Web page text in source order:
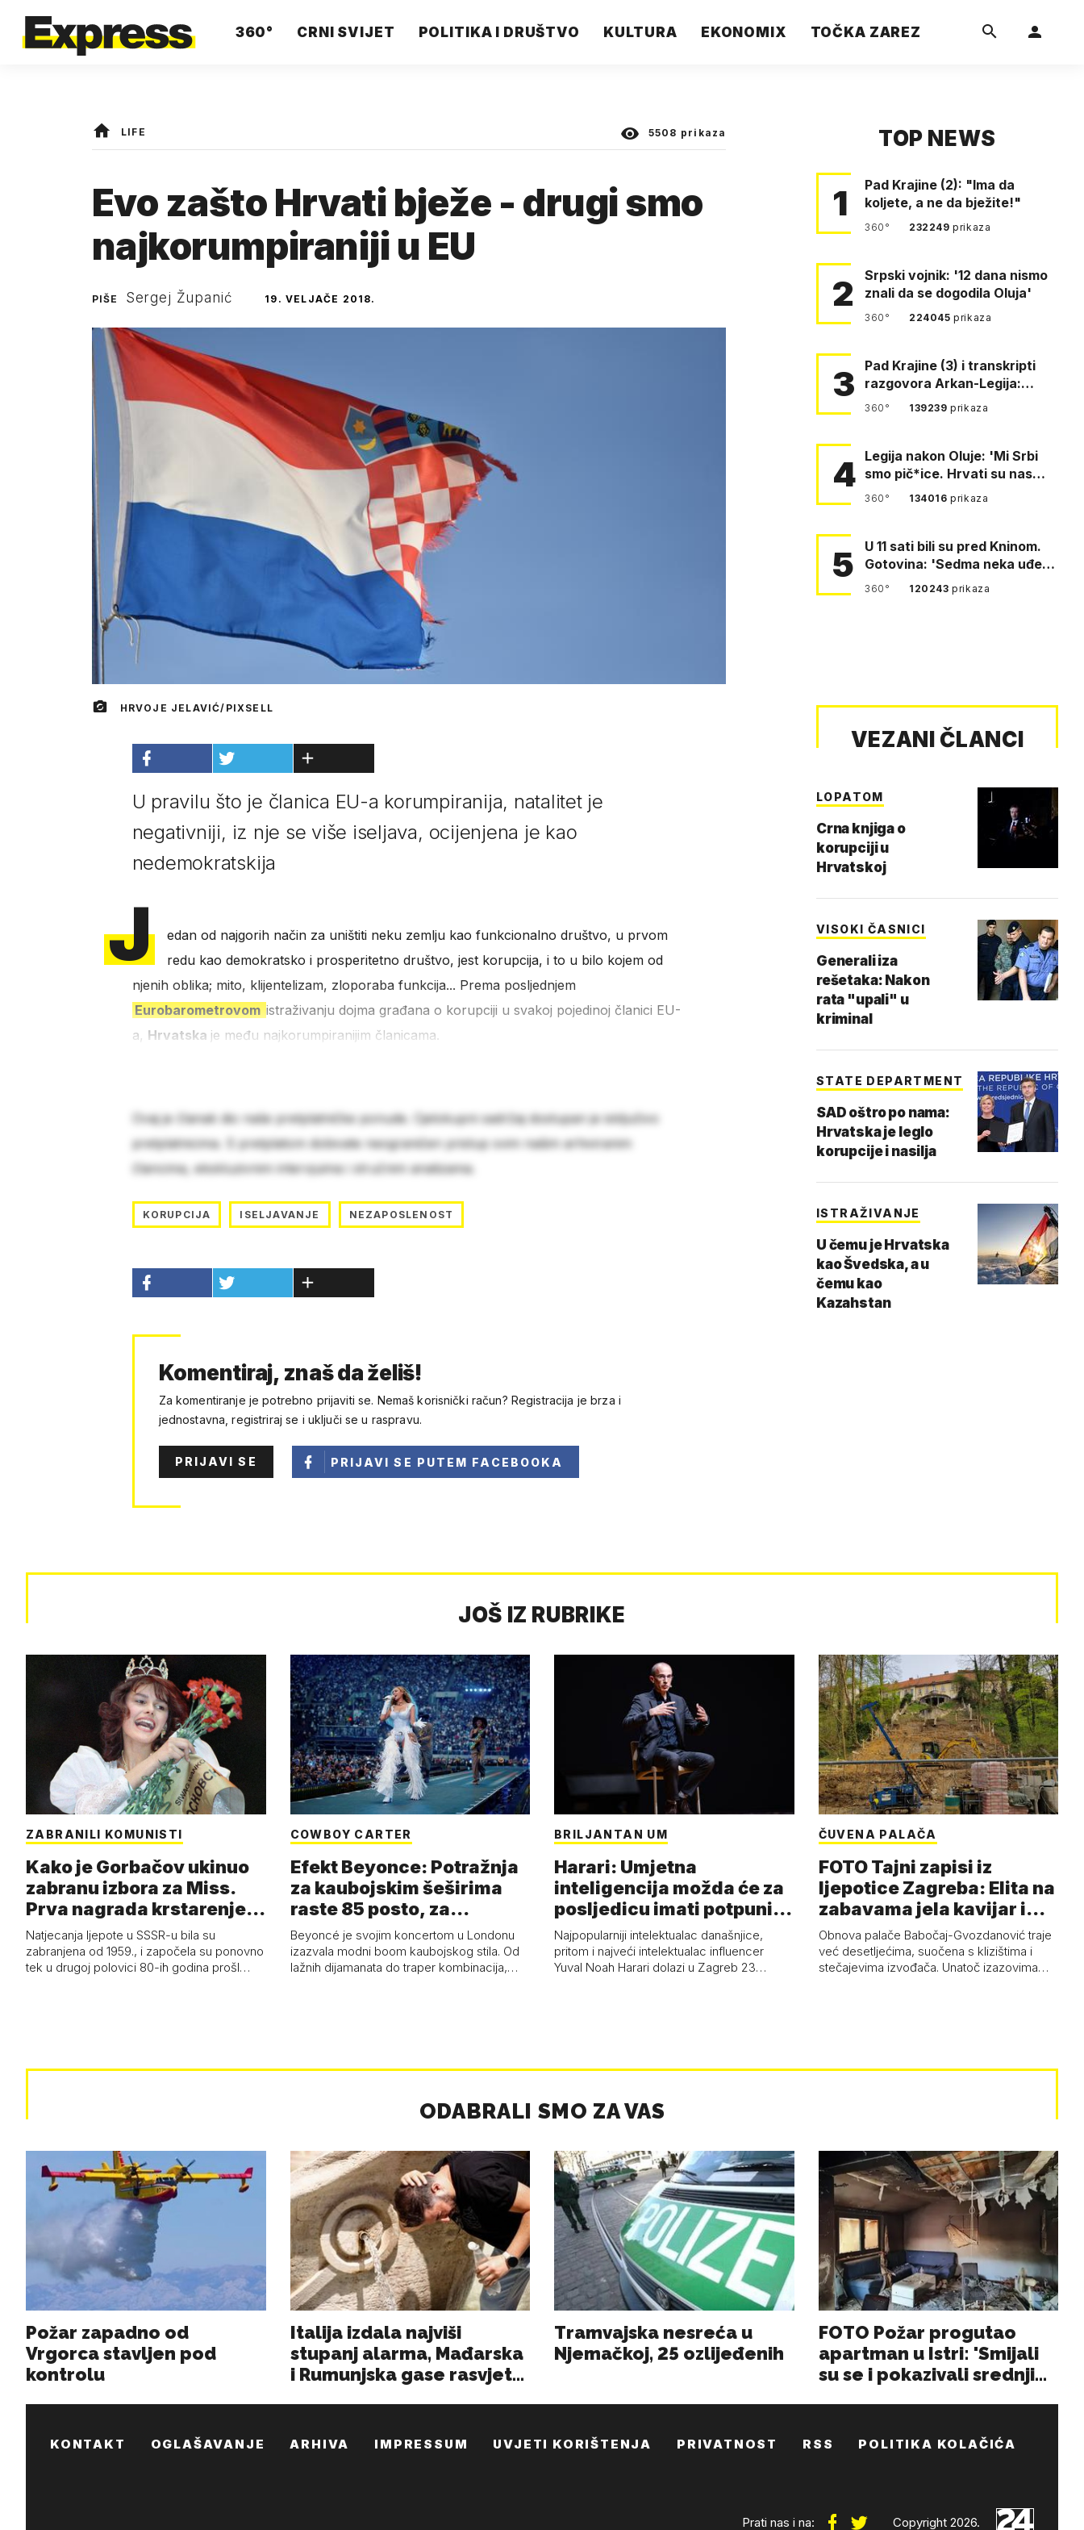
360° CRNI SVIJET POLITIKA I DRUŠTVO KULTURA EKONOMIX TOČKA ZAREZ
LIFE 5508 prikaza
Evo zašto Hrvati bježe - drugi smo
najkorumpiraniji u EU
PIŠE Sergej Županić 19. VELJAČE 2018.
HRVOJE JELAVIĆ/PIXSELL
U pravilu što je članica EU-a korumpiranija, natalitet je
negativniji, iz nje se više iseljava, ocijenjena je kao
nedemokratskija
J
edan od najgorih način za uništiti neku zemlju kao funkcionalno društvo, u prvom
redu kao demokratsko i prosperitetno društvo, jest korupcija, i to u bilo kojem od
njenih oblika; mito, klijentelizam, zloporaba funkcija... Prema posljednjem
Eurobarometrovomistraživanju dojma građana o korupciji u svakoj pojedinoj članici EU-
a, Hrvatska je među najkorumpiranijim članicama.
Ovaj je članak dio naše pretplatničke ponude. Cjelokupni sadržaj dostupan je isključivo
pretplatnicima. S pretplatom dobivate neograničen pristup svim našim arhiviranim
člancima, ekskluzivnim intervjuima i stručnim analizama.
KORUPCIJA ISELJAVANJE NEZAPOSLENOST
Komentiraj, znaš da želiš!
Za komentiranje je potrebno prijaviti se. Nemaš korisnički račun? Registracija je brza i
jednostavna, registriraj se i uključi se u raspravu.
PRIJAVI SE PRIJAVI SE PUTEM FACEBOOKA
TOP NEWS
1
Pad Krajine (2): "Ima da
koljete, a ne da bježite!"
360° 232249prikaza
2
Srpski vojnik: '12 dana nismo
znali da se dogodila Oluja'
360° 224045prikaza
3
Pad Krajine (3) i transkripti
razgovora Arkan-Legija:
'Čujem, prelazite ustašam…
360° 139239prikaza
4 Legija nakon Oluje: 'Mi Srbi
smo pič*ice. Hrvati su nas
pomeli!'
360° 134016prikaza
5
U 11 sati bili su pred Kninom.
Gotovina: 'Sedma neka uđe,
4. gardijska neka g…
360° 120243prikaza
VEZANI ČLANCI
LOPATOM
Crna knjiga o
korupciji u
Hrvatskoj
VISOKI ČASNICI
Generali iza
rešetaka: Nakon
rata "upali" u
kriminal
STATE DEPARTMENT
SAD oštro po nama:
Hrvatska je leglo
korupcije i nasilja
ISTRAŽIVANJE
U čemu je Hrvatska
kao Švedska, a u
čemu kao
Kazahstan
JOŠ IZ RUBRIKE
ZABRANILI KOMUNISTI
Kako je Gorbačov ukinuo
zabranu izbora za Miss.
Prva nagrada krstarenje
Jadran…
Natjecanja ljepote u SSSR-u bila su
zabranjena od 1959., i započela su ponovno
tek u drugoj polovici 80-ih godina prošl…
COWBOY CARTER
Efekt Beyonce: Potražnja
za kaubojskim šeširima
raste 85 posto, za
čizmama 53 p…
Beyoncé je svojim koncertom u Londonu
izazvala modni boom kaubojskog stila. Od
lažnih dijamanata do traper kombinacija,…
BRILJANTAN UM
Harari: Umjetna
inteligencija možda će za
posljedicu imati potpuni
kolaps čovje…
Najpopularniji intelektualac današnjice,
pritom i najveći intelektualac influencer
Yuval Noah Harari dolazi u Zagreb 23…
ČUVENA PALAČA
FOTO Tajni zapisi iz
ljepotice Zagreba: Elita na
zabavama jela kavijar i
pud…
Obnova palače Babočaj-Gvozdanović traje
već desetljećima, suočena s klizištima i
stečajevima izvođača. Unatoč izazovima…
KONTAKT OGLAŠAVANJE ARHIVA IMPRESSUM UVJETI KORIŠTENJA PRIVATNOST RSS POLITIKA KOLAČIĆA
Prati nas i na: Copyright 2026.